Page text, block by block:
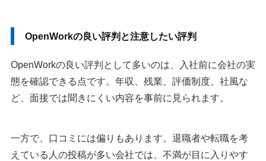
OpenWorkの良い評判と注意したい評判
OpenWorkの良い評判として多いのは、入社前に会社の実
態を確認できる点です。年収、残業、評価制度、社風な
ど、面接では聞きにくい内容を事前に見られます。
一方で、口コミには偏りもあります。退職者や転職を考
えている人の投稿が多い会社では、不満が目に入りやす